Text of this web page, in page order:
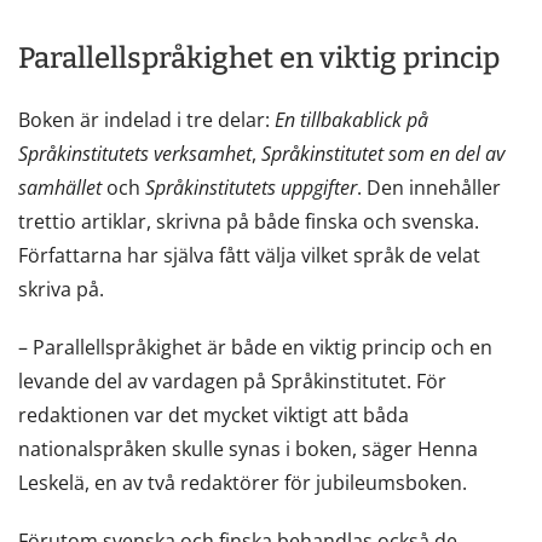
Parallellspråkighet en viktig princip
Boken är indelad i tre delar: En tillbakablick på
Språkinstitutets verksamhet, Språkinstitutet som en del av
samhälletoch Språkinstitutets uppgifter. Den innehåller
trettio artiklar, skrivna på både finska och svenska.
Författarna har själva fått välja vilket språk de velat
skriva på.
– Parallellspråkighet är både en viktig princip och en
levande del av vardagen på Språkinstitutet. För
redaktionen var det mycket viktigt att båda
nationalspråken skulle synas i boken, säger Henna
Leskelä, en av två redaktörer för jubileumsboken.